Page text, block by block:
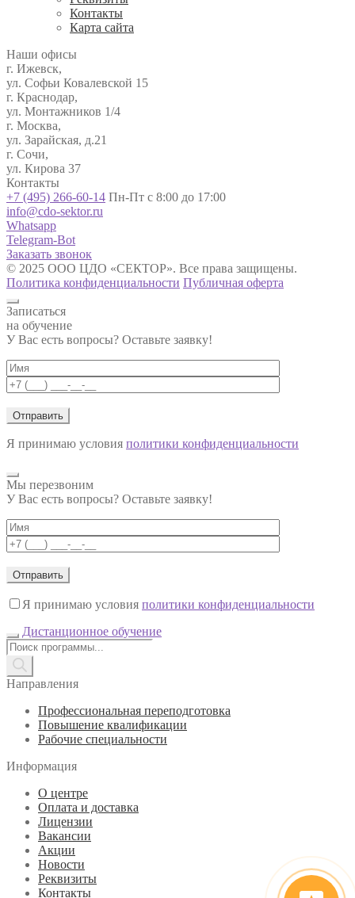
Контакты
Карта сайта
Наши офисы
г. Ижевск,
ул. Софьи Ковалевской 15
г. Краснодар,
ул. Монтажников 1/4
г. Москва,
ул. Зарайская, д.21
г. Сочи,
ул. Кирова 37
Контакты
+7 (495) 266-60-14 Пн-Пт с 8:00 до 17:00
info@cdo-sektor.ru
Whatsapp
Telegram-Bot
Заказать звонок
© 2025 ООО ЦДО «СЕКТОР». Все права защищены.
Политика конфиденциальности Публичная оферта
Записаться
на обучение
У Вас есть вопросы? Оставьте заявку!
Я принимаю условия политики конфиденциальности
Мы перезвоним
У Вас есть вопросы? Оставьте заявку!
Я принимаю условия политики конфиденциальности
Дистанционное обучение
Поиск
товаров
Направления
Профессиональная переподготовка
Повышение квалификации
Рабочие специальности
Информация
О центре
Оплата и доставка
Лицензии
Вакансии
Акции
Новости
Реквизиты
Контакты